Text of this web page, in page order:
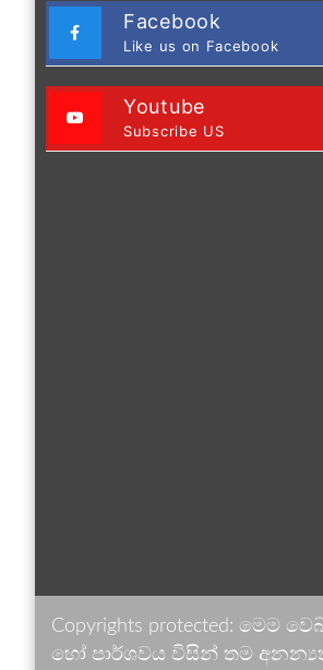
Facebook
Like us on Facebook
Youtube
Subscribe US
Copyrights protected:
හෝ පාර්ශවය විසින් තම